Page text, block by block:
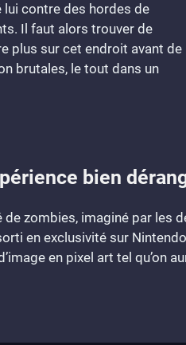
contre des hordes de
Il faut alors trouver de
plus sur cet endroit avant de
brutales, le tout dans un
bien
de zombies, imaginé par les
en exclusivité sur
en pixel art tel qu’on